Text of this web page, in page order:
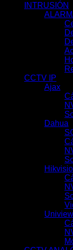
INTRUSIÓN
CCTV IP
Ajax
Dahua
Uniview